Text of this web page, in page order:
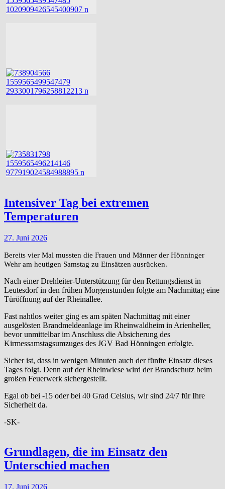
Intensiver Tag bei extremen
Temperaturen
27. Juni 2026
Bereits vier Mal mussten die Frauen und Männer der Hönninger
Wehr am heutigen Samstag zu Einsätzen ausrücken.
Nach einer Drehleiter-Unterstützung für den Rettungsdienst in
Leutesdorf in den frühen Morgenstunden folgte am Nachmittag eine
Türöffnung auf der Rheinallee.
Fast nahtlos weiter ging es am späten Nachmittag mit einer
ausgelösten Brandmeldeanlage im Rheinwaldheim in Arienheller,
bevor unmittelbar im Anschluss die Absicherung des
Kirmessamstagsumzuges des JGV Bad Hönningen erfolgte.
Sicher ist, dass in wenigen Minuten auch der fünfte Einsatz dieses
Tages folgt. Denn auf der Rheinwiese wird der Brandschutz beim
großen Feuerwerk sichergestellt.
Egal ob bei -15 oder bei 40 Grad Celsius, wir sind 24/7 für Ihre
Sicherheit da.
-SK-
Grundlagen, die im Einsatz den
Unterschied machen
17. Juni 2026